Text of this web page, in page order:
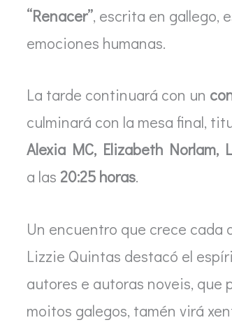
“Renacer”, escrita en gallego,
emociones humanas.
La tarde continuará con un
culminará con la mesa final,
Alexia MC, Elizabeth Norlam,
a las 20:25 horas.
Un encuentro que crece cada
Lizzie Quintas destacó el
autores e autoras noveis, que
moitos galegos, tamén virá